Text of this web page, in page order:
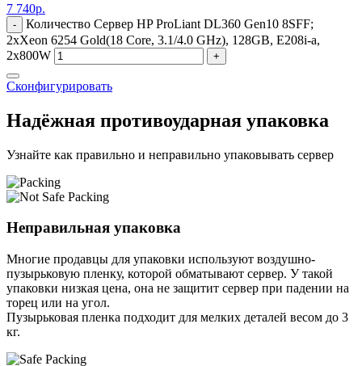
7 740р.
-
Количество Сервер HP ProLiant DL360 Gen10 8SFF;
2xXeon 6254 Gold(18 Core, 3.1/4.0 GHz), 128GB, E208i-a,
2x800W
+
Сконфигурировать
Надёжная противоударная упаковка
Узнайте как правильно и неправильно упаковывать сервер
Неправильная упаковка
Многие продавцы для упаковки используют воздушно-
пузырьковую пленку, которой обматывают сервер. У такой
упаковки низкая цена, она не защитит сервер при падении на
торец или на угол.
Пузырьковая пленка подходит для мелких деталей весом до 3
кг.